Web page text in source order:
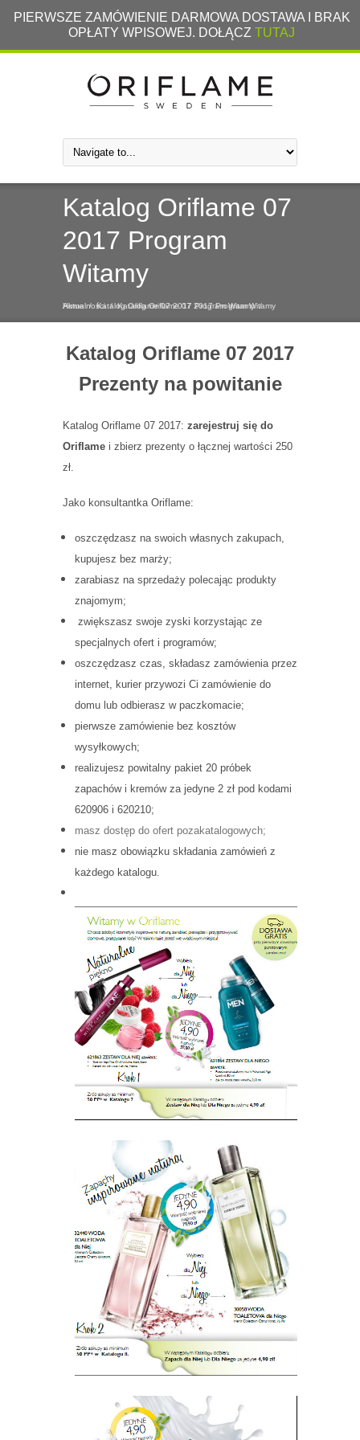
PIERWSZE ZAMÓWIENIE DARMOWA DOSTAWA I BRAK
OPŁATY WPISOWEJ. DOŁĄCZ TUTAJ
Katalog Oriflame 07
2017 Program
Witamy
Home / Katalog Oriflame 07 2017 Program Witamy /
Aktualności /Katalog Oriflame 07 2017 Program Witamy
Katalog Oriflame 07 2017
Prezenty na powitanie
Katalog Oriflame 07 2017: zarejestruj się do
Oriflame i zbierz prezenty o łącznej wartości 250
zł.
Jako konsultantka Oriflame:
oszczędzasz na swoich własnych zakupach,
kupujesz bez marży;
zarabiasz na sprzedaży polecając produkty
znajomym;
zwiększasz swoje zyski korzystając ze
specjalnych ofert i programów;
oszczędzasz czas, składasz zamówienia przez
internet, kurier przywozi Ci zamówienie do
domu lub odbierasz w paczkomacie;
pierwsze zamówienie bez kosztów
wysyłkowych;
realizujesz powitalny pakiet 20 próbek
zapachów i kremów za jedyne 2 zł pod kodami
620906 i 620210;
masz dostęp do ofert pozakatalogowych;
nie masz obowiązku składania zamówień z
każdego katalogu.